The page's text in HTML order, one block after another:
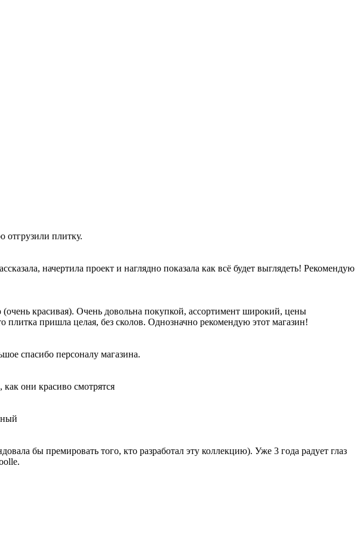
отгрузили плитку.
начертила проект и наглядно показала как всё будет выглядеть! Рекомендую
красивая). Очень довольна покупкой, ассортимент широкий, цены
пришла целая, без сколов. Однозначно рекомендую этот магазин!
спасибо персоналу магазина.
они красиво смотрятся
бы премировать того, кто разработал эту коллекцию). Уже 3 года радует глаз